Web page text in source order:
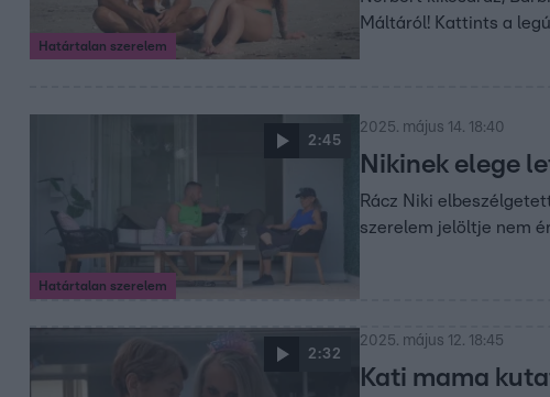
Határtalan szerelem
Máltáról! Kattints a
2:45
Határtalan szerelem
2025. május 14. 18:40
Nikinek elege
Rácz Niki
szerelem jelöltje nem
2:32
2025. május 12. 18:45
Kati mama